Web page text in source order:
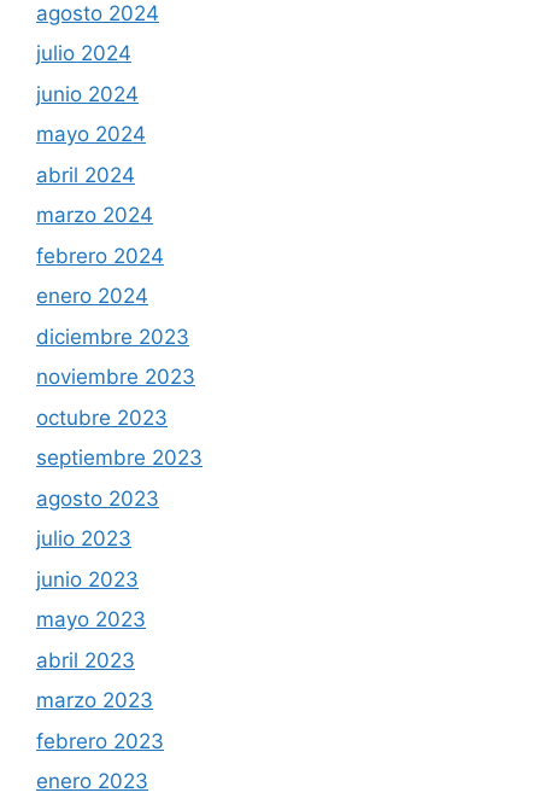
agosto 2024
julio 2024
junio 2024
mayo 2024
abril 2024
marzo 2024
febrero 2024
enero 2024
diciembre 2023
noviembre 2023
octubre 2023
septiembre 2023
agosto 2023
julio 2023
junio 2023
mayo 2023
abril 2023
marzo 2023
febrero 2023
enero 2023